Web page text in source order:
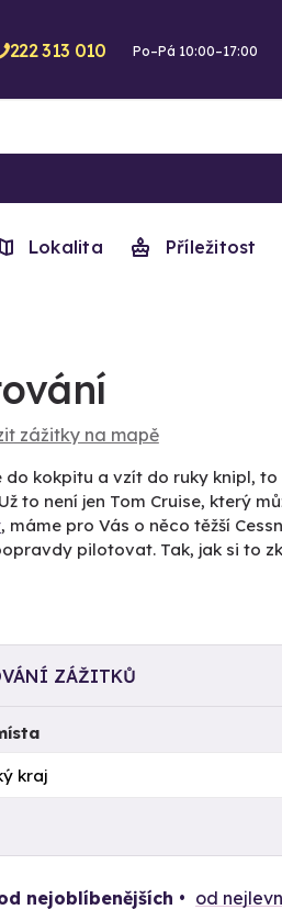
222 313 010 Po–Pá 10:00–17:00
Lokalita Příležitost
zážitky na mapě
do kokpitu a vzít do ruky knipl,
to není jen Tom Cruise, který
, máme pro Vás o něco těžší
pilotovat. Tak, jak si to
ZÁŽITKŮ
nejoblíbenějších od